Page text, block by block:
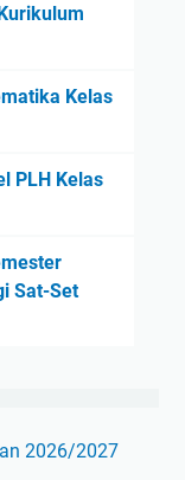
Kelas
PLH Kelas
Sat-Set
2026/2027